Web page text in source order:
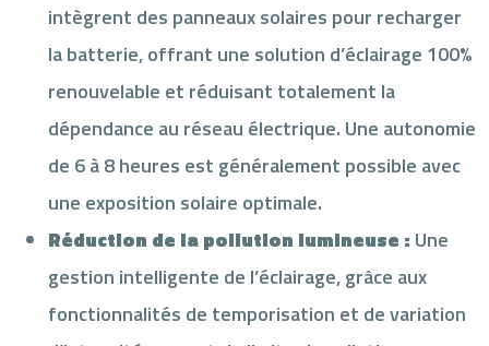
intègrent des panneaux solaires pour recharger
la batterie, offrant une solution d’éclairage 100%
renouvelable et réduisant totalement la
dépendance au réseau électrique. Une autonomie
de 6 à 8 heures est généralement possible avec
une exposition solaire optimale.
Réduction de la pollution lumineuse : Une
gestion intelligente de l’éclairage, grâce aux
fonctionnalités de temporisation et de variation